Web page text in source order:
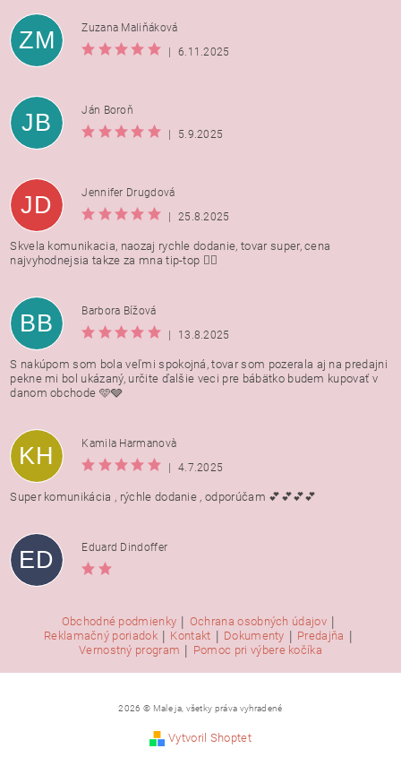
ZM
Zuzana Maliňáková
|
6.11.2025
JB
Ján Boroň
|
5.9.2025
JD
Jennifer Drugdová
|
25.8.2025
Skvela komunikacia, naozaj rychle dodanie, tovar super, cena
najvyhodnejsia takze za mna tip-top 👍🏻
BB
Barbora Bížová
|
13.8.2025
S nakúpom som bola veľmi spokojná, tovar som pozerala aj na predajni
pekne mi bol ukázaný, určite ďalšie veci pre bábätko budem kupovať v
danom obchode 🩵🩶
KH
Kamila Harmanovà
|
4.7.2025
Super komunikácia , rýchle dodanie , odporúčam 💕💕💕💕
ED Eduard Dindoffer
Obchodné podmienky | Ochrana osobných údajov |
Reklamačný poriadok | Kontakt | Dokumenty | Predajňa |
Vernostný program | Pomoc pri výbere kočíka
2026 © Male ja, všetky práva vyhradené
Vytvoril Shoptet